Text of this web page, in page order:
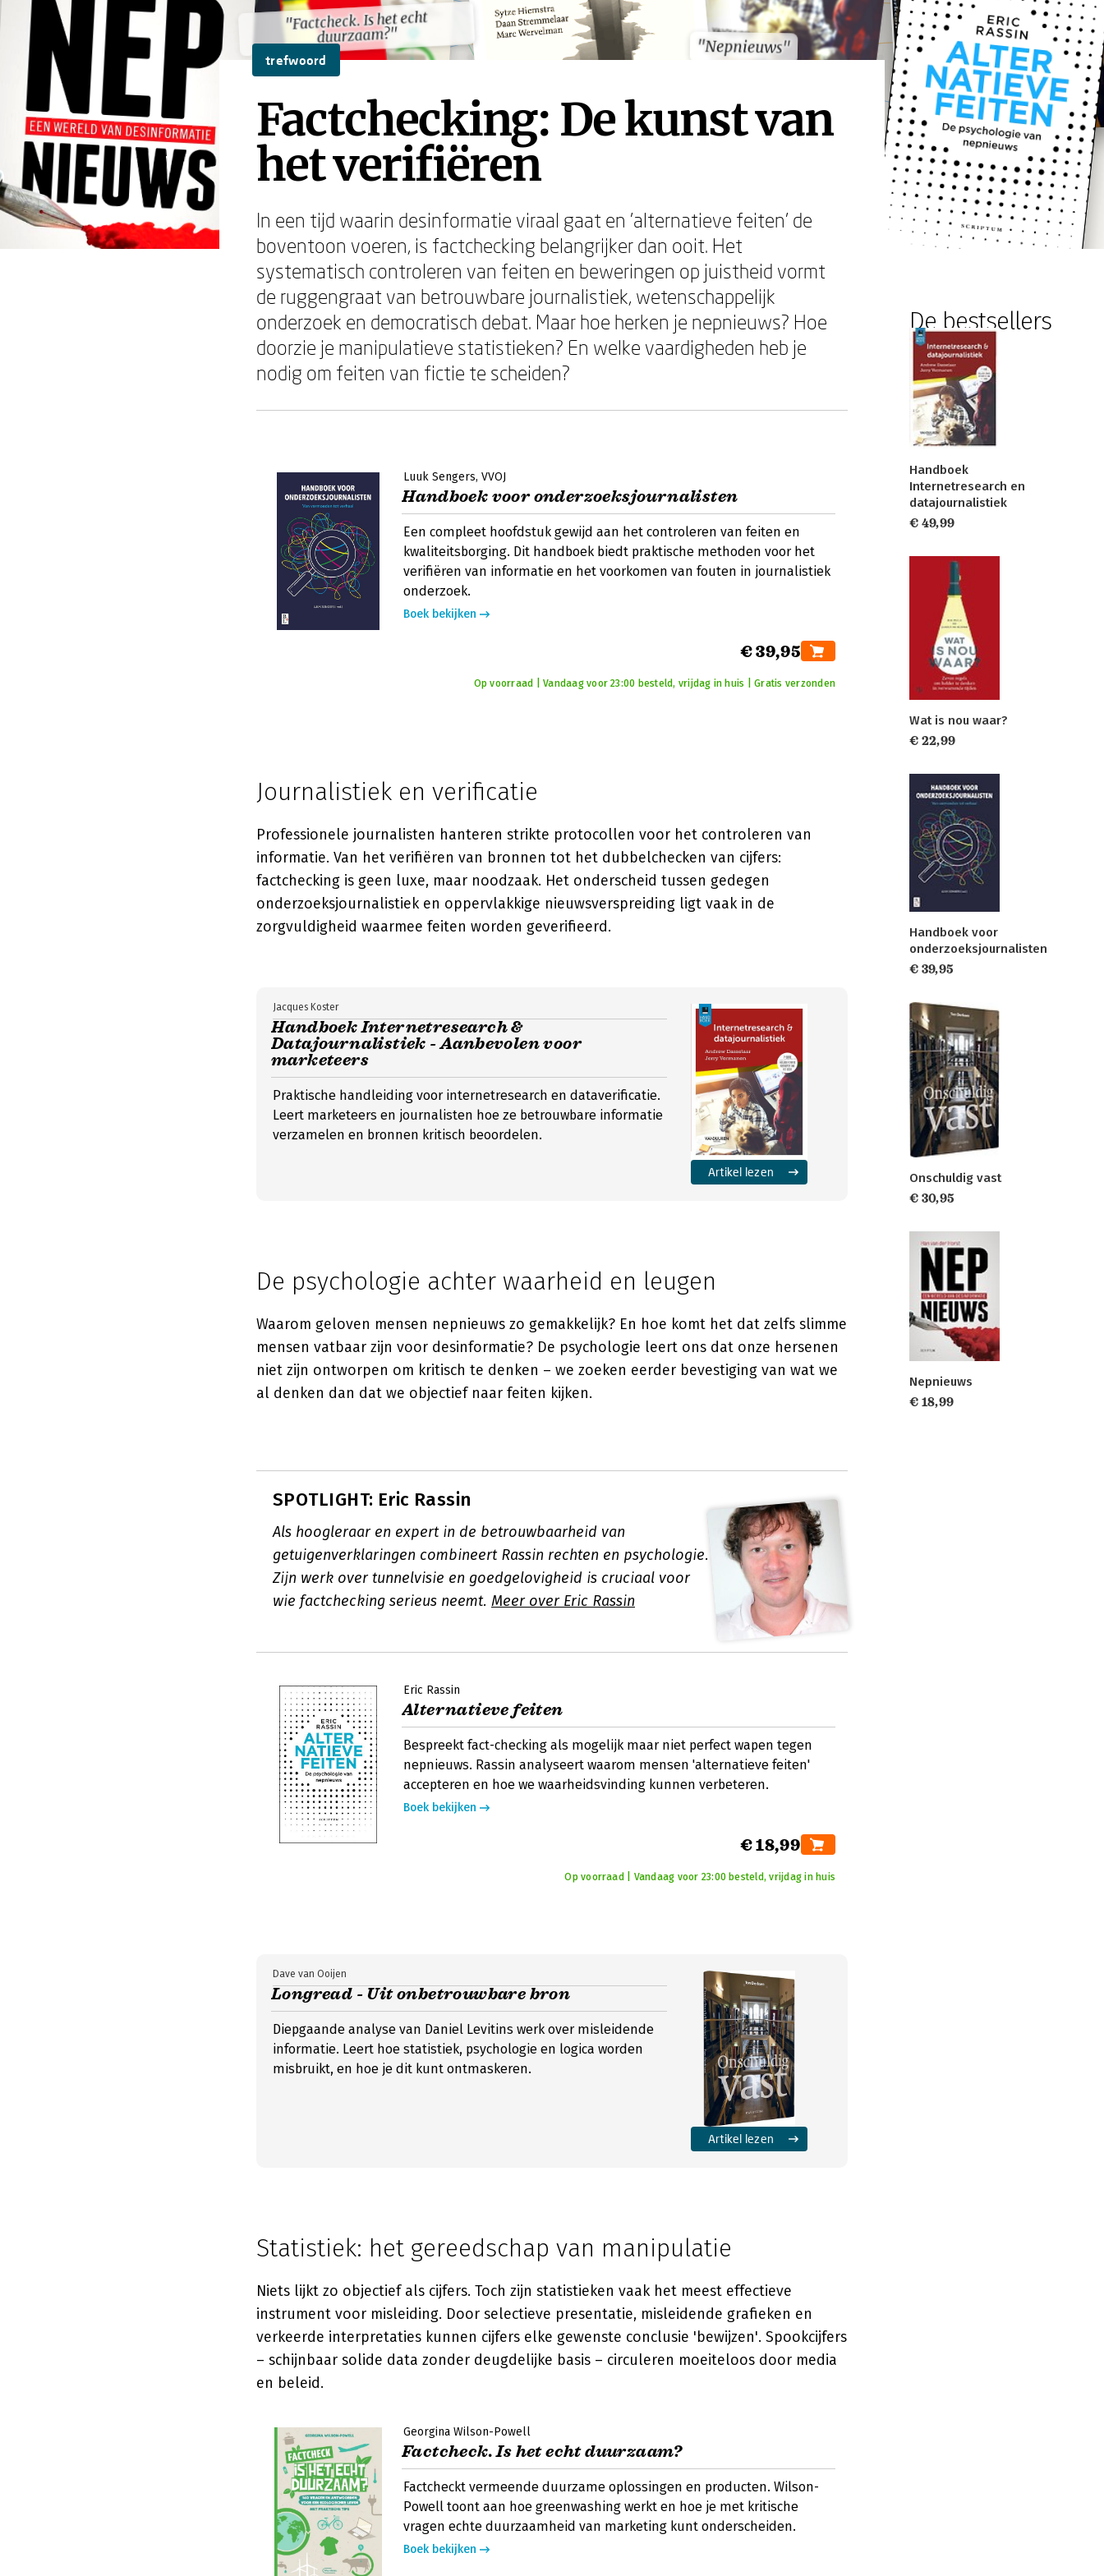
"Factcheck. Is het echt
duurzaam?"
"Nepnieuws"
"Factcheck. Is het echt
duurzaam?"
"Nepnieuws"
trefwoord
Factchecking: De kunst van
het verifiëren
In een tijd waarin desinformatie viraal gaat en 'alternatieve feiten' de
boventoon voeren, is factchecking belangrijker dan ooit. Het
systematisch controleren van feiten en beweringen op juistheid vormt
de ruggengraat van betrouwbare journalistiek, wetenschappelijk
onderzoek en democratisch debat. Maar hoe herken je nepnieuws? Hoe
doorzie je manipulatieve statistieken? En welke vaardigheden heb je
nodig om feiten van fictie te scheiden?
Luuk Sengers VVOJ
Handboek voor onderzoeksjournalisten
Een compleet hoofdstuk gewijd aan het controleren van feiten en
kwaliteitsborging. Dit handboek biedt praktische methoden voor het
verifiëren van informatie en het voorkomen van fouten in journalistiek
onderzoek.
Boek bekijken
€ 39,95
Op voorraad | Vandaag voor 23:00 besteld, vrijdag in huis | Gratis verzonden
Journalistiek en verificatie
Professionele journalisten hanteren strikte protocollen voor het controleren van
informatie. Van het verifiëren van bronnen tot het dubbelchecken van cijfers:
factchecking is geen luxe, maar noodzaak. Het onderscheid tussen gedegen
onderzoeksjournalistiek en oppervlakkige nieuwsverspreiding ligt vaak in de
zorgvuldigheid waarmee feiten worden geverifieerd.
Handboek Internetresearch &
Datajournalistiek - Aanbevolen voor
marketeers
Jacques Koster
Praktische handleiding voor internetresearch en dataverificatie.
Leert marketeers en journalisten hoe ze betrouwbare informatie
verzamelen en bronnen kritisch beoordelen.
Artikel lezen
De psychologie achter waarheid en leugen
Waarom geloven mensen nepnieuws zo gemakkelijk? En hoe komt het dat zelfs slimme
mensen vatbaar zijn voor desinformatie? De psychologie leert ons dat onze hersenen
niet zijn ontworpen om kritisch te denken – we zoeken eerder bevestiging van wat we
al denken dan dat we objectief naar feiten kijken.
SPOTLIGHT: Eric Rassin
Als hoogleraar en expert in de betrouwbaarheid van
getuigenverklaringen combineert Rassin rechten en psychologie.
Zijn werk over tunnelvisie en goedgelovigheid is cruciaal voor
wie factchecking serieus neemt. Meer over Eric Rassin
Eric Rassin
Alternatieve feiten
Bespreekt fact-checking als mogelijk maar niet perfect wapen tegen
nepnieuws. Rassin analyseert waarom mensen 'alternatieve feiten'
accepteren en hoe we waarheidsvinding kunnen verbeteren.
Boek bekijken
€ 18,99
Op voorraad | Vandaag voor 23:00 besteld, vrijdag in huis
Longread - Uit onbetrouwbare bron
Dave van Ooijen
Diepgaande analyse van Daniel Levitins werk over misleidende
informatie. Leert hoe statistiek, psychologie en logica worden
misbruikt, en hoe je dit kunt ontmaskeren.
Artikel lezen
Statistiek: het gereedschap van manipulatie
Niets lijkt zo objectief als cijfers. Toch zijn statistieken vaak het meest effectieve
instrument voor misleiding. Door selectieve presentatie, misleidende grafieken en
verkeerde interpretaties kunnen cijfers elke gewenste conclusie 'bewijzen'. Spookcijfers
– schijnbaar solide data zonder deugdelijke basis – circuleren moeiteloos door media
en beleid.
Georgina Wilson-Powell
Factcheck. Is het echt duurzaam?
Factcheckt vermeende duurzame oplossingen en producten. Wilson-
Powell toont aan hoe greenwashing werkt en hoe je met kritische
vragen echte duurzaamheid van marketing kunt onderscheiden.
Boek bekijken
De bestsellers
Handboek
Internetresearch en
datajournalistiek
€ 49,99
Wat is nou waar?
€ 22,99
Handboek voor
onderzoeksjournalisten
€ 39,95
Onschuldig vast
€ 30,95
Nepnieuws
€ 18,99